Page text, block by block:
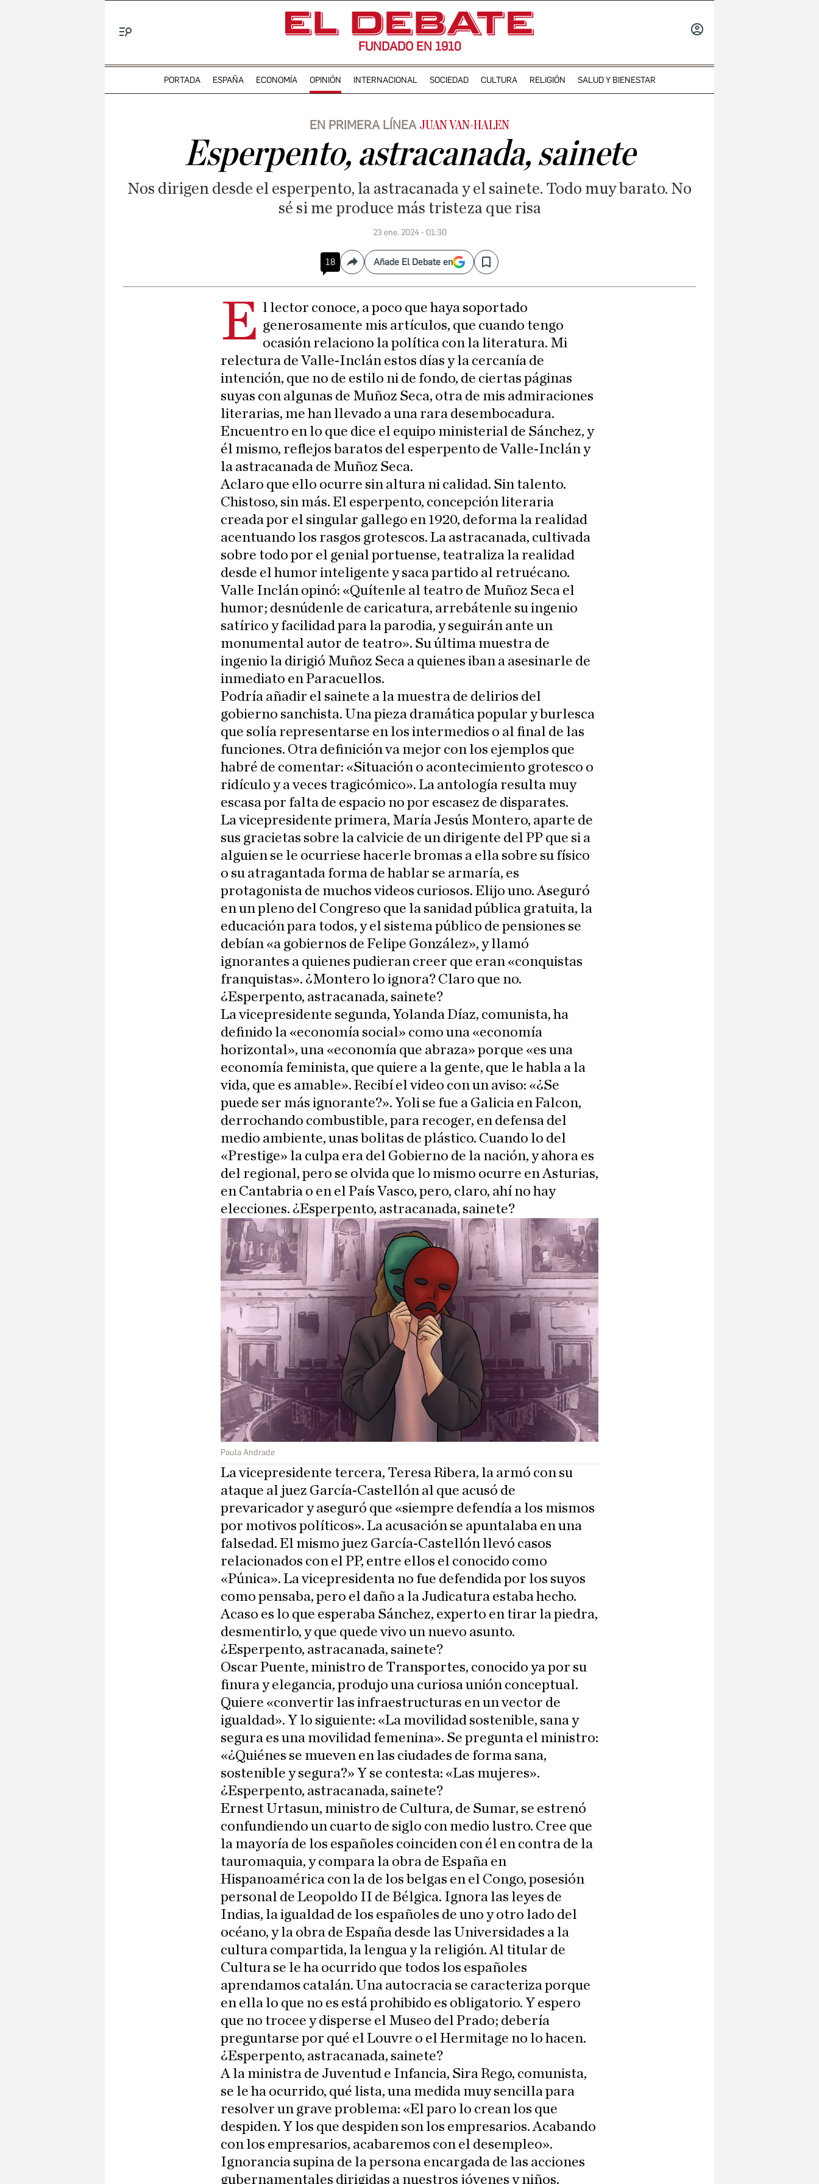
FUNDADO EN 1910
PORTADA ESPAÑA ECONOMÍA OPINIÓN INTERNACIONAL SOCIEDAD CULTURA RELIGIÓN SALUD Y BIENESTAR
EN PRIMERA LÍNEA JUAN VAN-HALEN
Esperpento, astracanada, sainete
Nos dirigen desde el esperpento, la astracanada y el sainete. Todo muy barato. No
sé si me produce más tristeza que risa
23 ene. 2024 - 01:30
18 CompartirAñade El Debate en Save
E l lector conoce, a poco que haya soportado
generosamente mis artículos, que cuando tengo
ocasión relaciono la política con la literatura. Mi
relectura de Valle-Inclán estos días y la cercanía de
intención, que no de estilo ni de fondo, de ciertas páginas
suyas con algunas de Muñoz Seca, otra de mis admiraciones
literarias, me han llevado a una rara desembocadura.
Encuentro en lo que dice el equipo ministerial de Sánchez, y
él mismo, reflejos baratos del esperpento de Valle-Inclán y
la astracanada de Muñoz Seca.
Aclaro que ello ocurre sin altura ni calidad. Sin talento.
Chistoso, sin más. El esperpento, concepción literaria
creada por el singular gallego en 1920, deforma la realidad
acentuando los rasgos grotescos. La astracanada, cultivada
sobre todo por el genial portuense, teatraliza la realidad
desde el humor inteligente y saca partido al retruécano.
Valle Inclán opinó: «Quítenle al teatro de Muñoz Seca el
humor; desnúdenle de caricatura, arrebátenle su ingenio
satírico y facilidad para la parodia, y seguirán ante un
monumental autor de teatro». Su última muestra de
ingenio la dirigió Muñoz Seca a quienes iban a asesinarle de
inmediato en Paracuellos.
Podría añadir el sainete a la muestra de delirios del
gobierno sanchista. Una pieza dramática popular y burlesca
que solía representarse en los intermedios o al final de las
funciones. Otra definición va mejor con los ejemplos que
habré de comentar: «Situación o acontecimiento grotesco o
ridículo y a veces tragicómico». La antología resulta muy
escasa por falta de espacio no por escasez de disparates.
La vicepresidente primera, María Jesús Montero, aparte de
sus gracietas sobre la calvicie de un dirigente del PP que si a
alguien se le ocurriese hacerle bromas a ella sobre su físico
o su atragantada forma de hablar se armaría, es
protagonista de muchos videos curiosos. Elijo uno. Aseguró
en un pleno del Congreso que la sanidad pública gratuita, la
educación para todos, y el sistema público de pensiones se
debían «a gobiernos de Felipe González», y llamó
ignorantes a quienes pudieran creer que eran «conquistas
franquistas». ¿Montero lo ignora? Claro que no.
¿Esperpento, astracanada, sainete?
La vicepresidente segunda, Yolanda Díaz, comunista, ha
definido la «economía social» como una «economía
horizontal», una «economía que abraza» porque «es una
economía feminista, que quiere a la gente, que le habla a la
vida, que es amable». Recibí el video con un aviso: «¿Se
puede ser más ignorante?». Yoli se fue a Galicia en Falcon,
derrochando combustible, para recoger, en defensa del
medio ambiente, unas bolitas de plástico. Cuando lo del
«Prestige» la culpa era del Gobierno de la nación, y ahora es
del regional, pero se olvida que lo mismo ocurre en Asturias,
en Cantabria o en el País Vasco, pero, claro, ahí no hay
elecciones. ¿Esperpento, astracanada, sainete?
Paula Andrade
La vicepresidente tercera, Teresa Ribera, la armó con su
ataque al juez García-Castellón al que acusó de
prevaricador y aseguró que «siempre defendía a los mismos
por motivos políticos». La acusación se apuntalaba en una
falsedad. El mismo juez García-Castellón llevó casos
relacionados con el PP, entre ellos el conocido como
«Púnica». La vicepresidenta no fue defendida por los suyos
como pensaba, pero el daño a la Judicatura estaba hecho.
Acaso es lo que esperaba Sánchez, experto en tirar la piedra,
desmentirlo, y que quede vivo un nuevo asunto.
¿Esperpento, astracanada, sainete?
Oscar Puente, ministro de Transportes, conocido ya por su
finura y elegancia, produjo una curiosa unión conceptual.
Quiere «convertir las infraestructuras en un vector de
igualdad». Y lo siguiente: «La movilidad sostenible, sana y
segura es una movilidad femenina». Se pregunta el ministro:
«¿Quiénes se mueven en las ciudades de forma sana,
sostenible y segura?» Y se contesta: «Las mujeres».
¿Esperpento, astracanada, sainete?
Ernest Urtasun, ministro de Cultura, de Sumar, se estrenó
confundiendo un cuarto de siglo con medio lustro. Cree que
la mayoría de los españoles coinciden con él en contra de la
tauromaquia, y compara la obra de España en
Hispanoamérica con la de los belgas en el Congo, posesión
personal de Leopoldo II de Bélgica. Ignora las leyes de
Indias, la igualdad de los españoles de uno y otro lado del
océano, y la obra de España desde las Universidades a la
cultura compartida, la lengua y la religión. Al titular de
Cultura se le ha ocurrido que todos los españoles
aprendamos catalán. Una autocracia se caracteriza porque
en ella lo que no es está prohibido es obligatorio. Y espero
que no trocee y disperse el Museo del Prado; debería
preguntarse por qué el Louvre o el Hermitage no lo hacen.
¿Esperpento, astracanada, sainete?
A la ministra de Juventud e Infancia, Sira Rego, comunista,
se le ha ocurrido, qué lista, una medida muy sencilla para
resolver un grave problema: «El paro lo crean los que
despiden. Y los que despiden son los empresarios. Acabando
con los empresarios, acabaremos con el desempleo».
Ignorancia supina de la persona encargada de las acciones
gubernamentales dirigidas a nuestros jóvenes y niños.